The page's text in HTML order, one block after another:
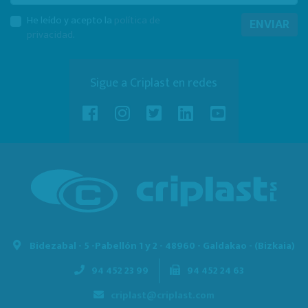
ENVIAR
Sigue a Criplast en redes
Bidezabal - 5 -Pabellón 1 y 2 - 48960 - Galdakao - (Bizkaia)
94 452 23 99
94 452 24 63